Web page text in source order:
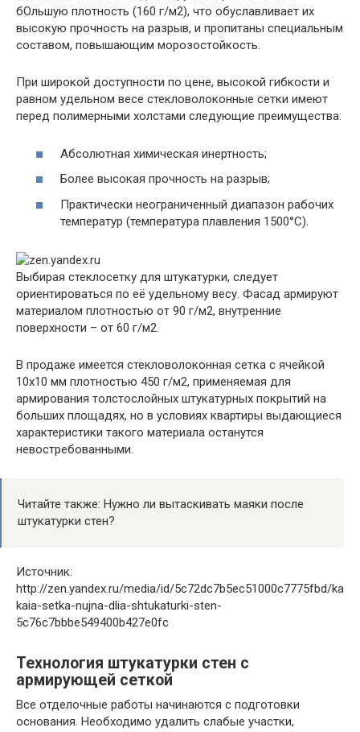
бОльшую плотность (160 г/м2), что обуславливает их
высокую прочность на разрыв, и пропитаны специальным
составом, повышающим морозостойкость.
При широкой доступности по цене, высокой гибкости и
равном удельном весе стекловолоконные сетки имеют
перед полимерными холстами следующие преимущества:
Абсолютная химическая инертность;
Более высокая прочность на разрыв;
Практически неограниченный диапазон рабочих
температур (температура плавления 1500°С).
Выбирая стеклосетку для штукатурки, следует
ориентироваться по её удельному весу. Фасад армируют
материалом плотностью от 90 г/м2, внутренние
поверхности – от 60 г/м2.
В продаже имеется стекловолоконная сетка с ячейкой
10х10 мм плотностью 450 г/м2, применяемая для
армирования толстослойных штукатурных покрытий на
больших площадях, но в условиях квартиры выдающиеся
характеристики такого материала останутся
невостребованными.
Читайте также: Нужно ли вытаскивать маяки после
штукатурки стен?
Источник:
http://zen.yandex.ru/media/id/5c72dc7b5ec51000c7775fbd/ka
kaia-setka-nujna-dlia-shtukaturki-sten-
5c76c7bbbe549400b427e0fc
Технология штукатурки стен с
армирующей сеткой
Все отделочные работы начинаются с подготовки
основания. Необходимо удалить слабые участки,